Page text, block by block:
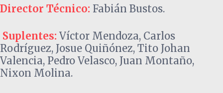
Director Técnico: Fabián Bustos.
Suplentes: Víctor Mendoza, Carlos
Rodríguez, Josue Quiñónez, Tito Johan
Valencia, Pedro Velasco, Juan Montaño,
Nixon Molina.